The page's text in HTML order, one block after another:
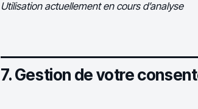
Utilisation actuellement en cours d’analyse
7. Gestion de votre